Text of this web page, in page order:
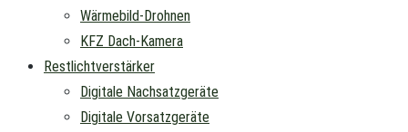
Wärmebild-Drohnen
KFZ Dach-Kamera
Restlichtverstärker
Digitale Nachsatzgeräte
Digitale Vorsatzgeräte